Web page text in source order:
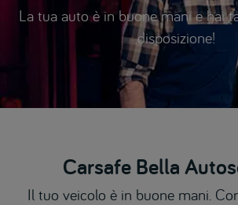
La tua auto è in buone mani e hai
disposizione!
Carsafe Bella
Il tuo veicolo è in buone mani.